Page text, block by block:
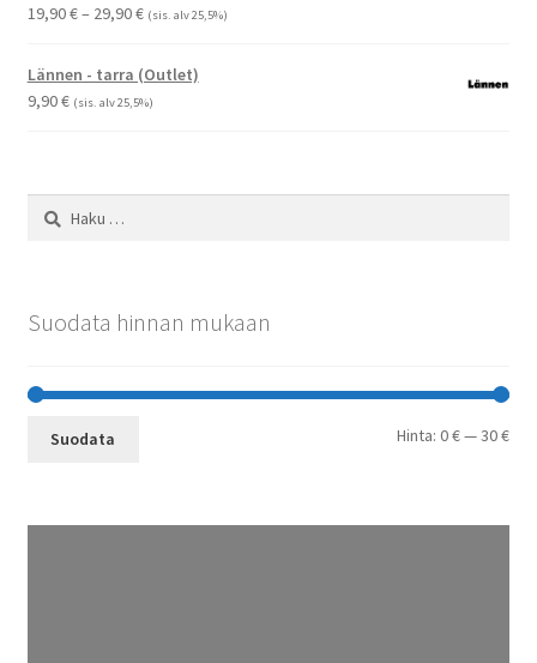
19,90€– 29,90€Hintaluokka:
-
29,90 €
(sis. alv 25,5%)
Lännen - tarra (Outlet)
9,90€ (sis. alv 25,5%)
Haku:
Suodata hinnan mukaan
Suodata Hinta:0 €—30 €